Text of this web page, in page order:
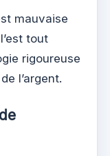
mauvaise
tout
rigoureuse
l’argent.